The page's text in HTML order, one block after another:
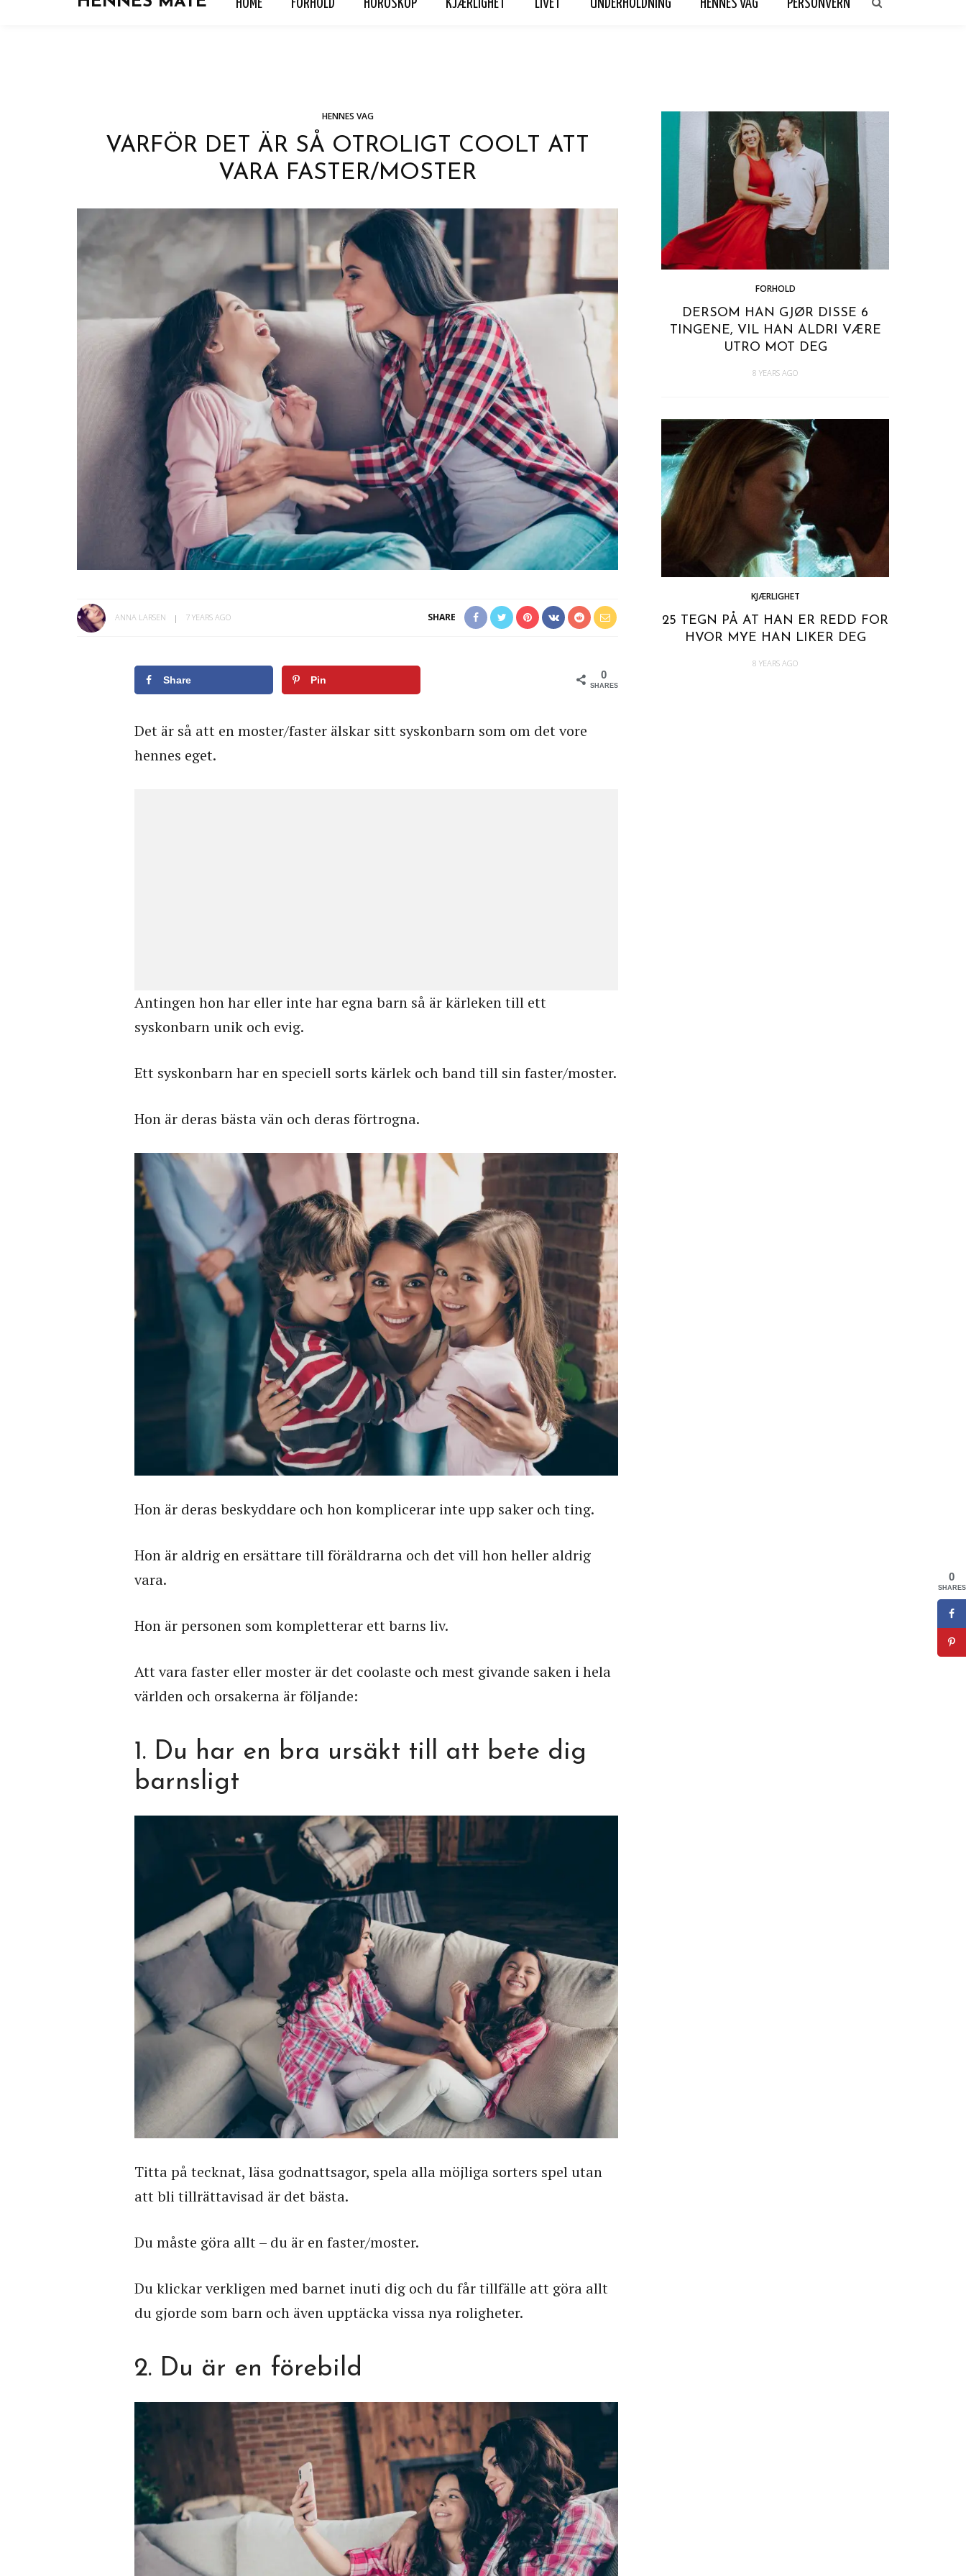
HOME FORHOLD HOROSKOP KJÆRLIGHET LIVET UNDERHOLDNING HENNES VAG PERSONVERN
HENNES VAG
VARFÖR DET ÄR SÅ OTROLIGT COOLT ATT
VARA FASTER/MOSTER
ANNA LARSEN 7 YEARS AGO SHARE
Share Pin 0
SHARES
Det är så att en moster/faster älskar sitt syskonbarn som om det vore
hennes eget.
Antingen hon har eller inte har egna barn så är kärleken till ett
syskonbarn unik och evig.
Ett syskonbarn har en speciell sorts kärlek och band till sin faster/moster.
Hon är deras bästa vän och deras förtrogna.
Hon är deras beskyddare och hon komplicerar inte upp saker och ting.
Hon är aldrig en ersättare till föräldrarna och det vill hon heller aldrig
vara.
Hon är personen som kompletterar ett barns liv.
Att vara faster eller moster är det coolaste och mest givande saken i hela
världen och orsakerna är följande:
1. Du har en bra ursäkt till att bete dig
barnsligt
Titta på tecknat, läsa godnattsagor, spela alla möjliga sorters spel utan
att bli tillrättavisad är det bästa.
Du måste göra allt – du är en faster/moster.
Du klickar verkligen med barnet inuti dig och du får tillfälle att göra allt
du gjorde som barn och även upptäcka vissa nya roligheter.
2. Du är en förebild
FORHOLD
DERSOM HAN GJØR DISSE 6
TINGENE, VIL HAN ALDRI VÆRE
UTRO MOT DEG
8 YEARS AGO
KJÆRLIGHET
25 TEGN PÅ AT HAN ER REDD FOR
HVOR MYE HAN LIKER DEG
8 YEARS AGO
0
SHARES